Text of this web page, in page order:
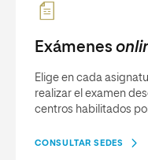
Exámenes
Elige en cada
realizar el examen
centros habilitados
CONSULTAR SEDES